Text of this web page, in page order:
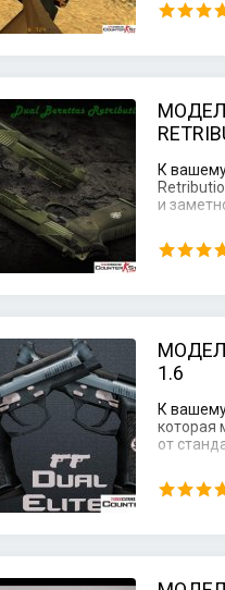
К
и
1.6
К
которая
от